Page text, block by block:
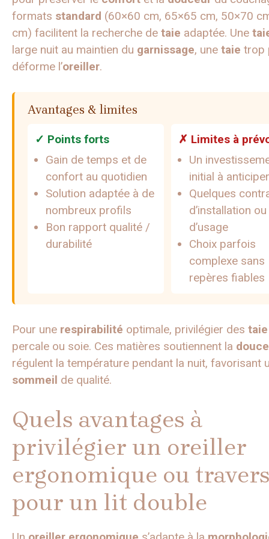
formats standard (60×60 cm, 65×65 cm, 50×70
cm) facilitent la recherche de taie adaptée. Une
large nuit au maintien du garnissage, une taie trop
déforme l’oreiller.
Avantages & limites
✓ Points forts
Gain de temps et de
confort au quotidien
Solution adaptée à de
nombreux profils
Bon rapport qualité /
durabilité
✗ Limites à
Un
initial à anticiper
Quelques
d’installation ou
d’usage
Choix parfois
complexe sans
repères fiables
Pour une respirabilité optimale, privilégier des taie
percale ou soie. Ces matières soutiennent la
régulent la température pendant la nuit, favorisant
sommeil de qualité.
Quels avantages à
privilégier un oreiller
ergonomique ou
pour un lit double